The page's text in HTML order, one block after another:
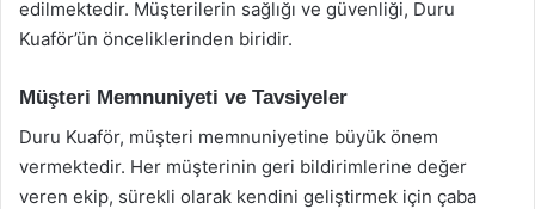
edilmektedir. Müşterilerin sağlığı ve güvenliği, Duru
Kuaför’ün önceliklerinden biridir.
Müşteri Memnuniyeti ve Tavsiyeler
Duru Kuaför, müşteri memnuniyetine büyük önem
vermektedir. Her müşterinin geri bildirimlerine değer
veren ekip, sürekli olarak kendini geliştirmek için çaba